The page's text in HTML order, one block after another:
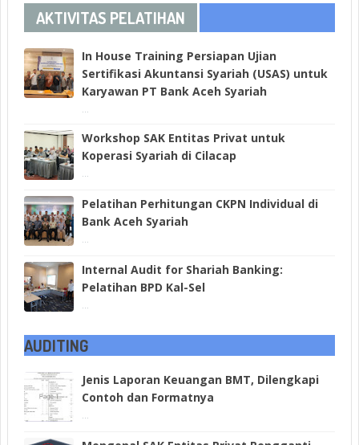
AKTIVITAS PELATIHAN
In House Training Persiapan Ujian
Sertifikasi Akuntansi Syariah (USAS) untuk
Karyawan PT Bank Aceh Syariah
Workshop SAK Entitas Privat untuk
Koperasi Syariah di Cilacap
Pelatihan Perhitungan CKPN Individual di
Bank Aceh Syariah
Internal Audit for Shariah Banking:
Pelatihan BPD Kal-Sel
AUDITING
Jenis Laporan Keuangan BMT, Dilengkapi
Contoh dan Formatnya